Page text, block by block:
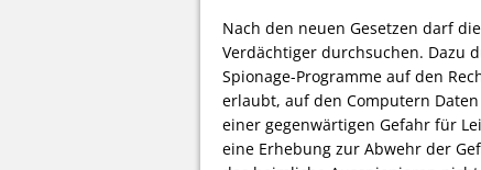
Nach den neuen Gesetzen darf
Verdächtiger durchsuchen. Dazu
Spionage-Programme auf den
erlaubt, auf den Computern
einer gegenwärtigen Gefahr für
eine Erhebung zur Abwehr der